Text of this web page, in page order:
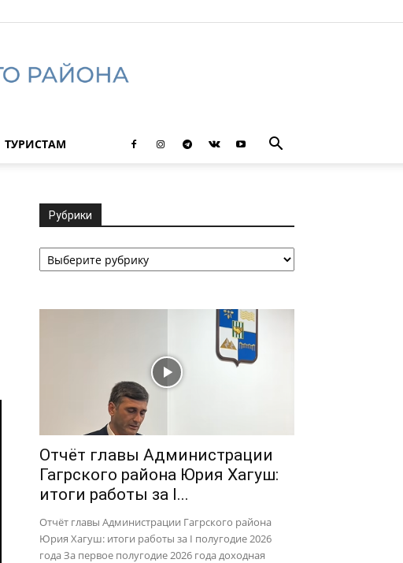
ТУРИСТАМ
Рубрики
Рубрики
Отчёт главы Администрации
Гагрского района Юрия Хагуш:
итоги работы за I...
Отчёт главы Администрации Гагрского района
Юрия Хагуш: итоги работы за I полугодие 2026
года За первое полугодие 2026 года доходная